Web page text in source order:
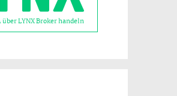
LYNX Broker handeln